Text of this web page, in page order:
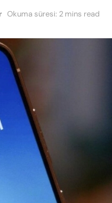
Okuma süresi: 2 mins read